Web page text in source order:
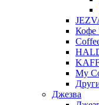
Кофе
My
Джезва